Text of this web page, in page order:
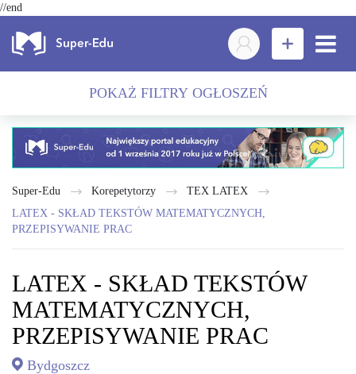
//end
POKAŻ FILTRY OGŁOSZEŃ
Super-Edu Korepetytorzy
TEX LATEX
LATEX - SKŁAD TEKSTÓW MATEMATYCZNYCH,
PRZEPISYWANIE PRAC
LATEX - SKŁAD TEKSTÓW
MATEMATYCZNYCH,
PRZEPISYWANIE PRAC
Bydgoszcz